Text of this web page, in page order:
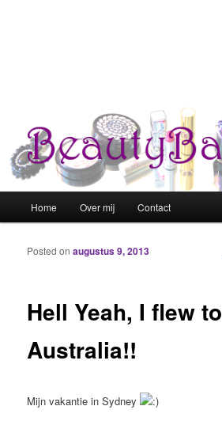
Spring naar de primaire inhoud
Spring naar de secundaire inhoud
Home Over mij Contact
Hell Yeah, I flew to
Australia!!
Posted onaugustus 9, 2013
Mijn vakantie in Sydney